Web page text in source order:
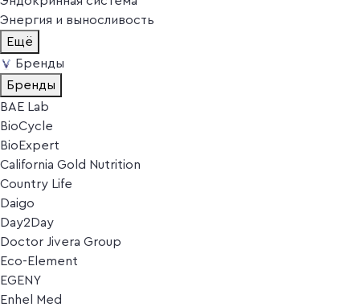
Энергия и выносливость
Ещё
Бренды
Бренды
BAE Lab
BioCycle
BioExpert
California Gold Nutrition
Country Life
Daigo
Day2Day
Doctor Jivera Group
Eco-Element
EGENY
Enhel Med